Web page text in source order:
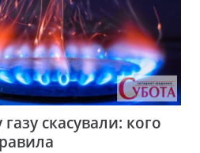
скасували: кого